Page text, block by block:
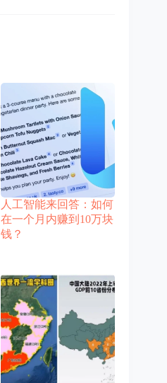
人工智能来回答：如何
在一个月内赚到10万块
钱？